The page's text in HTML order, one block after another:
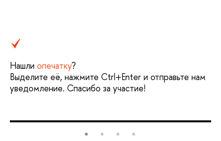
Нашли опечатку?
Выделите её, нажмите Ctrl+Enter и отправьте нам
уведомление. Спасибо за участие!